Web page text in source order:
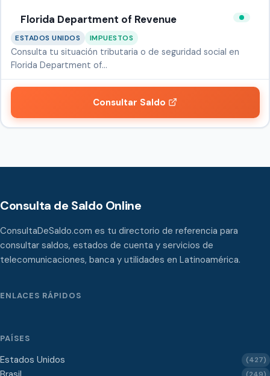
Florida Department of Revenue
ESTADOS UNIDOS IMPUESTOS
Consulta tu situación tributaria o de seguridad social en
Florida Department of…
Consultar Saldo
Consulta de Saldo Online
ConsultaDeSaldo.com es tu directorio de referencia para
consultar saldos, estados de cuenta y servicios de
telecomunicaciones, banca y utilidades en Latinoamérica.
ENLACES RÁPIDOS
PAÍSES
Estados Unidos (427)